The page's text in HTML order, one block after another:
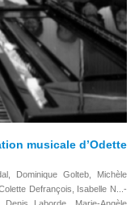
musicale d’Odette
Dominique Golteb, Michèle
Defrançois, Isabelle N...-